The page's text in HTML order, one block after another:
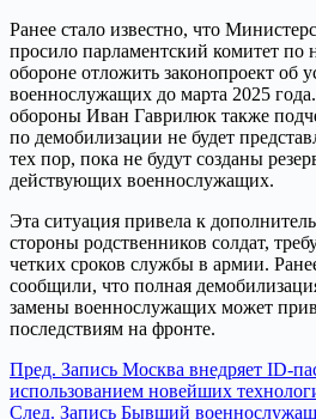
Ранее стало известно, что
просило парламентский комитет по
обороне отложить законопроект об
военнослужащих до марта 2025
обороны Иван Гаврилюк также
по демобилизации не будет
тех пор, пока не будут созданы
действующих военнослужащих.
Эта ситуация привела к
стороны родственников солдат,
четких сроков службы в армии.
сообщили, что полная
замены военнослужащих может
последствиям на фронте.
Пред. Запись Москва внедряет ID-
использованием новейших
След. Запись Бывший